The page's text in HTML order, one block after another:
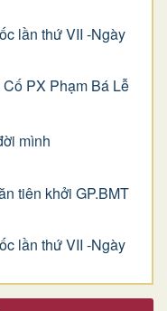
lần thứ VII -Ngày
PX Phạm Bá Lễ
mình
tiên khởi GP.BMT
lần thứ VII -Ngày